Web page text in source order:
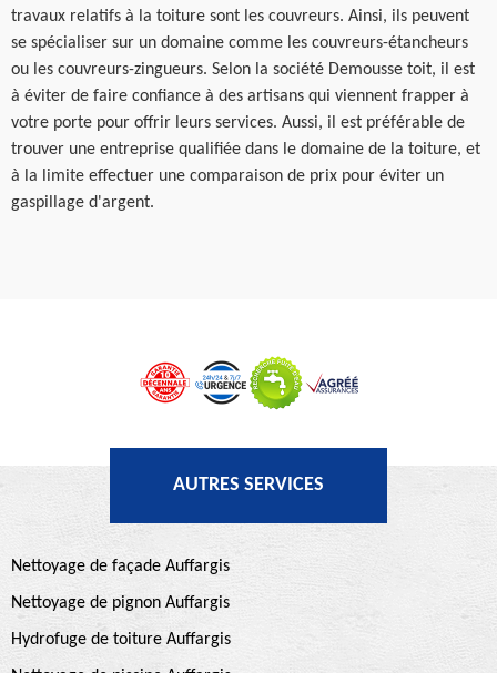
travaux relatifs à la toiture sont les couvreurs. Ainsi, ils peuvent
se spécialiser sur un domaine comme les couvreurs-étancheurs
ou les couvreurs-zingueurs. Selon la société Demousse toit, il est
à éviter de faire confiance à des artisans qui viennent frapper à
votre porte pour offrir leurs services. Aussi, il est préférable de
trouver une entreprise qualifiée dans le domaine de la toiture, et
à la limite effectuer une comparaison de prix pour éviter un
gaspillage d'argent.
AUTRES SERVICES
Nettoyage de façade Auffargis
Nettoyage de pignon Auffargis
Hydrofuge de toiture Auffargis